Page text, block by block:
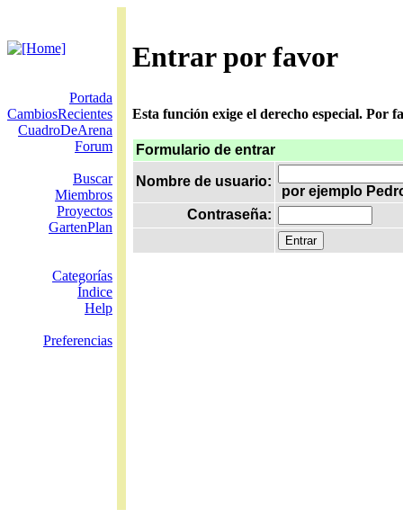
Entrar por favor
Portada
CambiosRecientes
CuadroDeArena
Forum
Buscar
Miembros
Proyectos
GartenPlan
Categorías
Índice
Help
Preferencias
Esta función exige el derecho especial. Por
Formulario de entrar
Nombre de usuario:
por ejemplo
Contraseña: